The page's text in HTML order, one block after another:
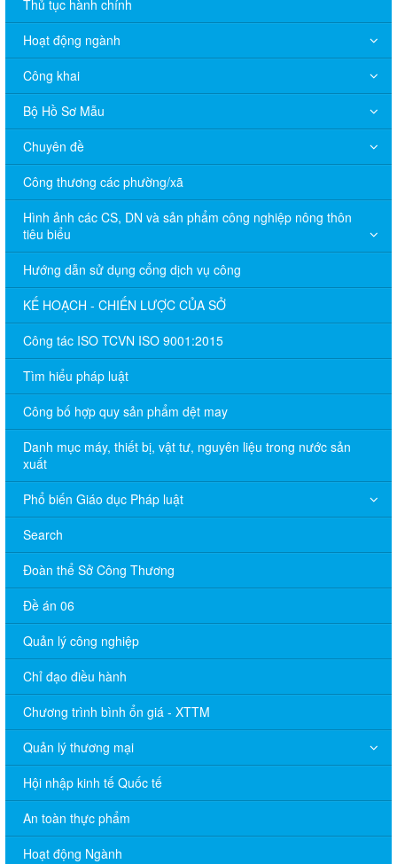
Thủ tục hành chính
Hoạt động ngành
Công khai
Bộ Hồ Sơ Mẫu
Chuyên đề
Công thương các phường/xã
Hình ảnh các CS, DN và sản phẩm công nghiệp nông thôn
tiêu biểu
Hướng dẫn sử dụng cổng dịch vụ công
KẾ HOẠCH - CHIẾN LƯỢC CỦA SỞ
Công tác ISO TCVN ISO 9001:2015
Tìm hiểu pháp luật
Công bố hợp quy sản phẩm dệt may
Danh mục máy, thiết bị, vật tư, nguyên liệu trong nước sản
xuất
Phổ biến Giáo dục Pháp luật
Search
Đoàn thể Sở Công Thương
Đề án 06
Quản lý công nghiệp
Chỉ đạo điều hành
Chương trình bình ổn giá - XTTM
Quản lý thương mại
Hội nhập kinh tế Quốc tế
An toàn thực phẩm
Hoạt động Ngành